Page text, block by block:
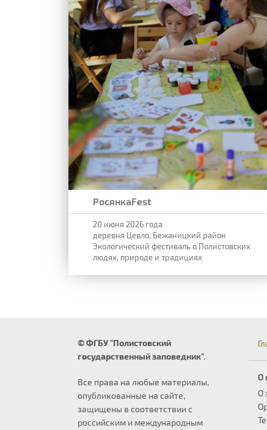
РосянкаFest
20 июня 2026 года
деревня Цевло, Бежаницкий район
Экологический фестиваль о Полистовских
людях, природе и традициях
© ФГБУ "Полистовский
государственный заповедник".
Все права на любые материалы,
опубликованные на сайте,
защищены в соответствии с
российским и международным
О
О